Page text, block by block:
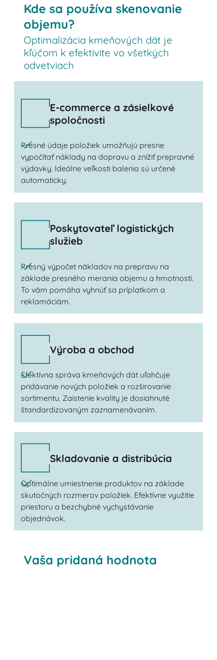
Kde sa používa skenovanie
objemu?
Optimalizácia kmeňových dát je
kľúčom k efektivite vo všetkých
odvetviach
E-commerce a zásielkové
spoločnosti
Presné údaje položiek umožňujú presne
vypočítať náklady na dopravu a znížiť prepravné
výdavky. Ideálne veľkosti balenia sú určené
automaticky.
Poskytovateľ logistických
služieb
Presný výpočet nákladov na prepravu na
základe presného merania objemu a hmotnosti.
To vám pomáha vyhnúť sa príplatkom a
reklamáciám.
Výroba a obchod
Efektívna správa kmeňových dát uľahčuje
pridávanie nových položiek a rozširovanie
sortimentu. Zaistenie kvality je dosiahnuté
štandardizovaným zaznamenávaním.
Skladovanie a distribúcia
Optimálne umiestnenie produktov na základe
skutočných rozmerov položiek. Efektívne využitie
priestoru a bezchybné vychystávanie
objednávok.
Vaša pridaná hodnota